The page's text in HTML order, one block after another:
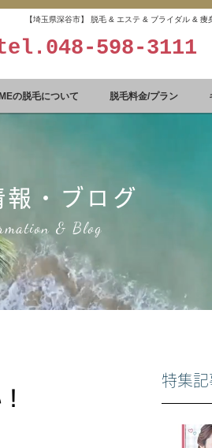
【埼玉県深谷市】 脱毛 & エステ & ブライダル &
048-598-3111
の脱毛について 脱毛料金/プラン
報・ブログ
& Blog
特集記